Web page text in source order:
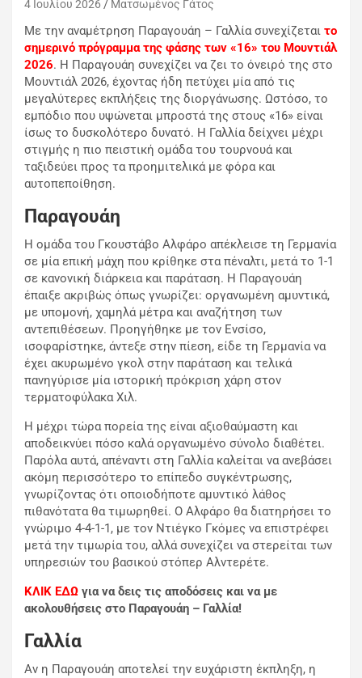
4 Ιουλίου 2026 Ματσωμένος Γάτος
Με την αναμέτρηση Παραγουάη – Γαλλία συνεχίζεται το
σημερινό πρόγραμμα της φάσης των «16» του Μουντιάλ
2026. Η Παραγουάη συνεχίζει να ζει το όνειρό της στο
Μουντιάλ 2026, έχοντας ήδη πετύχει μία από τις
μεγαλύτερες εκπλήξεις της διοργάνωσης. Ωστόσο, το
εμπόδιο που υψώνεται μπροστά της στους «16» είναι
ίσως το δυσκολότερο δυνατό. Η Γαλλία δείχνει μέχρι
στιγμής η πιο πειστική ομάδα του τουρνουά και
ταξιδεύει προς τα προημιτελικά με φόρα και
αυτοπεποίθηση.
Παραγουάη
Η ομάδα του Γκουστάβο Αλφάρο απέκλεισε τη Γερμανία
σε μία επική μάχη που κρίθηκε στα πέναλτι, μετά το 1-1
σε κανονική διάρκεια και παράταση. Η Παραγουάη
έπαιξε ακριβώς όπως γνωρίζει: οργανωμένη αμυντικά,
με υπομονή, χαμηλά μέτρα και αναζήτηση των
αντεπιθέσεων. Προηγήθηκε με τον Ενσίσο,
ισοφαρίστηκε, άντεξε στην πίεση, είδε τη Γερμανία να
έχει ακυρωμένο γκολ στην παράταση και τελικά
πανηγύρισε μία ιστορική πρόκριση χάρη στον
τερματοφύλακα Χιλ.
Η μέχρι τώρα πορεία της είναι αξιοθαύμαστη και
αποδεικνύει πόσο καλά οργανωμένο σύνολο διαθέτει.
Παρόλα αυτά, απέναντι στη Γαλλία καλείται να ανεβάσει
ακόμη περισσότερο το επίπεδο συγκέντρωσης,
γνωρίζοντας ότι οποιοδήποτε αμυντικό λάθος
πιθανότατα θα τιμωρηθεί. Ο Αλφάρο θα διατηρήσει το
γνώριμο 4-4-1-1, με τον Ντιέγκο Γκόμες να επιστρέφει
μετά την τιμωρία του, αλλά συνεχίζει να στερείται των
υπηρεσιών του βασικού στόπερ Αλντερέτε.
ΚΛΙΚ ΕΔΩ για να δεις τις αποδόσεις και να με
ακολουθήσεις στο Παραγουάη – Γαλλία!
Γαλλία
Αν η Παραγουάη αποτελεί την ευχάριστη έκπληξη, η